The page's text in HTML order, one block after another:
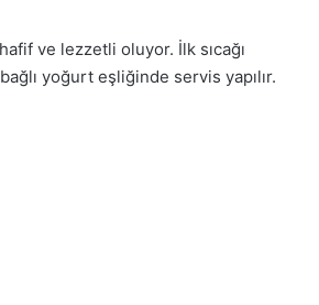
ve lezzetli oluyor. İlk sıcağı
yoğurt eşliğinde servis yapılır.